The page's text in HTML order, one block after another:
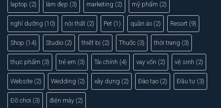
laptop (2) làm đẹp (3) marketing (2) mỹ phẩm (2)
nghỉ dưỡng (10) nội thất (2) Pet (1) quần áo (2) Resort (9)
Shop (14) Studio (2) thiết bị (2) Thuốc (3) thời trang (3)
thực phẩm (3) trẻ em (3) Tài chính (4) vay vốn (2) vệ sinh (2)
Website (2) Wedding (2) xây dựng (2) Đào tạo (2) Đầu tư (3)
Đồ chơi (3) điện máy (2)